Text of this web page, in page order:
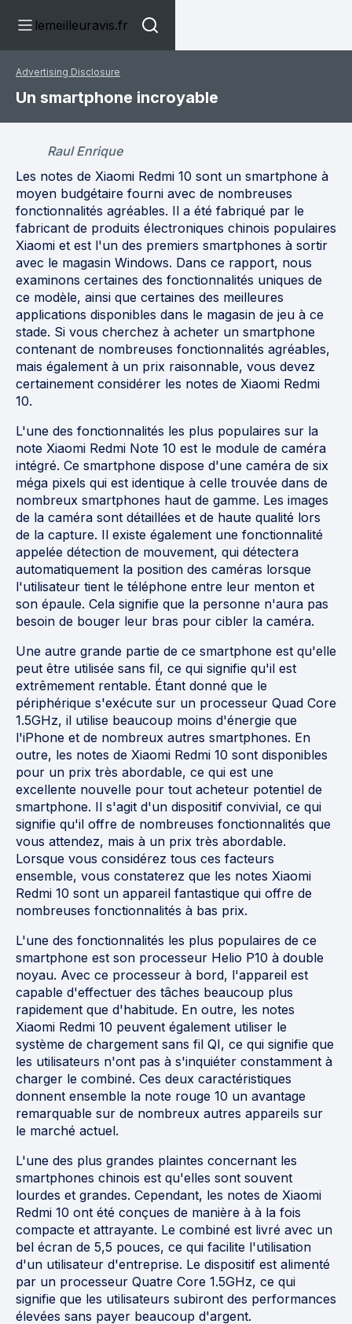
lemeilleuravis.fr
Advertising Disclosure
Un smartphone incroyable
Raul Enrique
Les notes de Xiaomi Redmi 10 sont un smartphone à
moyen budgétaire fourni avec de nombreuses
fonctionnalités agréables. Il a été fabriqué par le
fabricant de produits électroniques chinois populaires
Xiaomi et est l'un des premiers smartphones à sortir
avec le magasin Windows. Dans ce rapport, nous
examinons certaines des fonctionnalités uniques de
ce modèle, ainsi que certaines des meilleures
applications disponibles dans le magasin de jeu à ce
stade. Si vous cherchez à acheter un smartphone
contenant de nombreuses fonctionnalités agréables,
mais également à un prix raisonnable, vous devez
certainement considérer les notes de Xiaomi Redmi
10.
L'une des fonctionnalités les plus populaires sur la
note Xiaomi Redmi Note 10 est le module de caméra
intégré. Ce smartphone dispose d'une caméra de six
méga pixels qui est identique à celle trouvée dans de
nombreux smartphones haut de gamme. Les images
de la caméra sont détaillées et de haute qualité lors
de la capture. Il existe également une fonctionnalité
appelée détection de mouvement, qui détectera
automatiquement la position des caméras lorsque
l'utilisateur tient le téléphone entre leur menton et
son épaule. Cela signifie que la personne n'aura pas
besoin de bouger leur bras pour cibler la caméra.
Une autre grande partie de ce smartphone est qu'elle
peut être utilisée sans fil, ce qui signifie qu'il est
extrêmement rentable. Étant donné que le
périphérique s'exécute sur un processeur Quad Core
1.5GHz, il utilise beaucoup moins d'énergie que
l'iPhone et de nombreux autres smartphones. En
outre, les notes de Xiaomi Redmi 10 sont disponibles
pour un prix très abordable, ce qui est une
excellente nouvelle pour tout acheteur potentiel de
smartphone. Il s'agit d'un dispositif convivial, ce qui
signifie qu'il offre de nombreuses fonctionnalités que
vous attendez, mais à un prix très abordable.
Lorsque vous considérez tous ces facteurs
ensemble, vous constaterez que les notes Xiaomi
Redmi 10 sont un appareil fantastique qui offre de
nombreuses fonctionnalités à bas prix.
L'une des fonctionnalités les plus populaires de ce
smartphone est son processeur Helio P10 à double
noyau. Avec ce processeur à bord, l'appareil est
capable d'effectuer des tâches beaucoup plus
rapidement que d'habitude. En outre, les notes
Xiaomi Redmi 10 peuvent également utiliser le
système de chargement sans fil QI, ce qui signifie que
les utilisateurs n'ont pas à s'inquiéter constamment à
charger le combiné. Ces deux caractéristiques
donnent ensemble la note rouge 10 un avantage
remarquable sur de nombreux autres appareils sur
le marché actuel.
L'une des plus grandes plaintes concernant les
smartphones chinois est qu'elles sont souvent
lourdes et grandes. Cependant, les notes de Xiaomi
Redmi 10 ont été conçues de manière à à la fois
compacte et attrayante. Le combiné est livré avec un
bel écran de 5,5 pouces, ce qui facilite l'utilisation
d'un utilisateur d'entreprise. Le dispositif est alimenté
par un processeur Quatre Core 1.5GHz, ce qui
signifie que les utilisateurs subiront des performances
élevées sans payer beaucoup d'argent.